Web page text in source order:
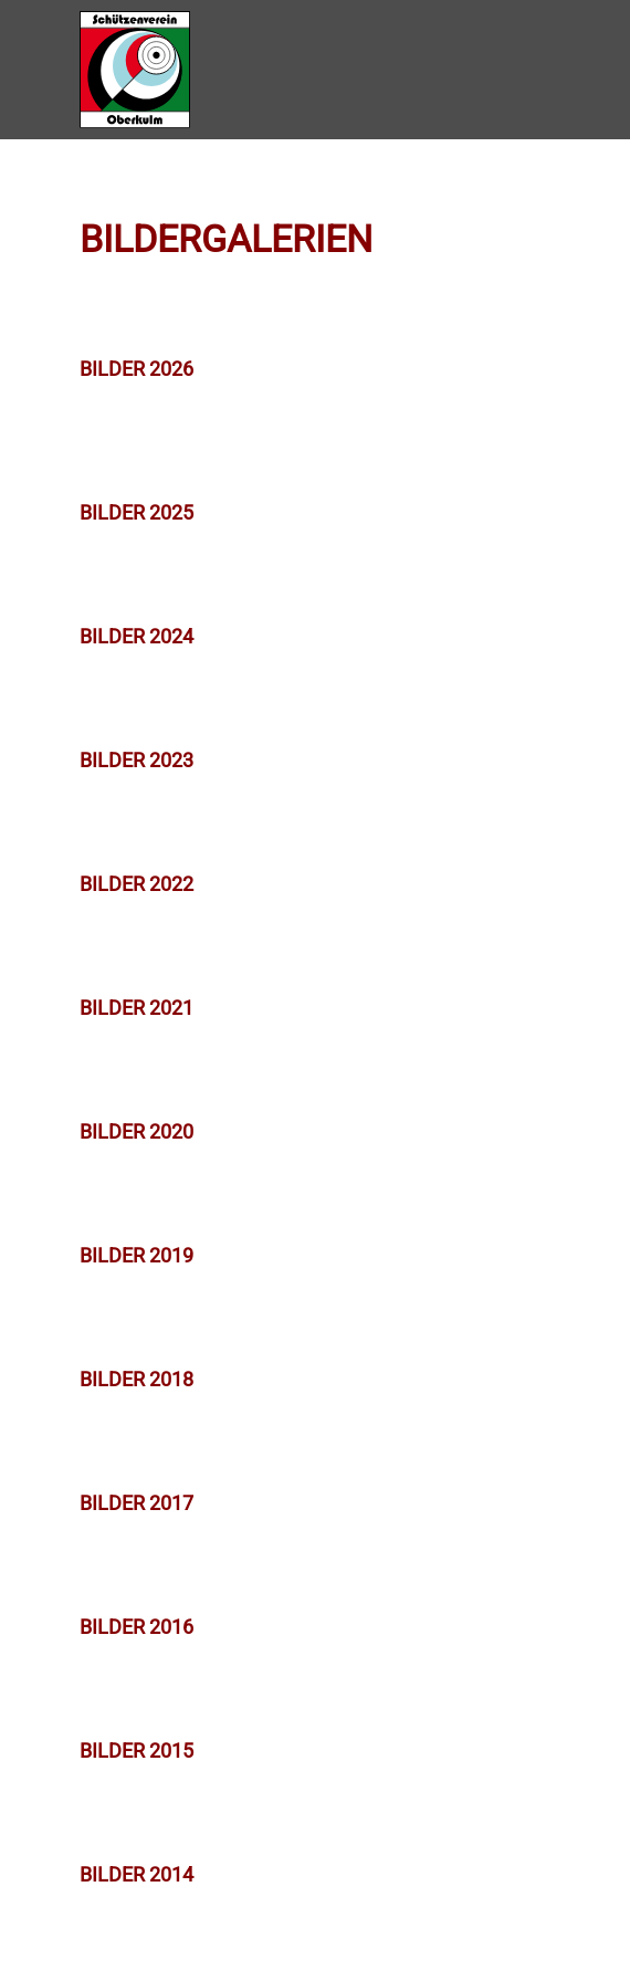
Zum Hauptinhalt springen
BILDERGALERIEN
BILDER 2026
BILDER 2025
BILDER 2024
BILDER 2023
BILDER 2022
BILDER 2021
BILDER 2020
BILDER 2019
BILDER 2018
BILDER 2017
BILDER 2016
BILDER 2015
BILDER 2014